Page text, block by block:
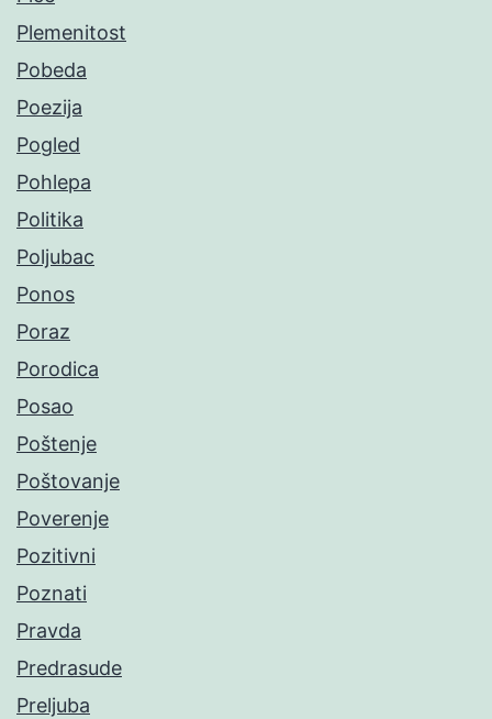
Plemenitost
Pobeda
Poezija
Pogled
Pohlepa
Politika
Poljubac
Ponos
Poraz
Porodica
Posao
Poštenje
Poštovanje
Poverenje
Pozitivni
Poznati
Pravda
Predrasude
Preljuba